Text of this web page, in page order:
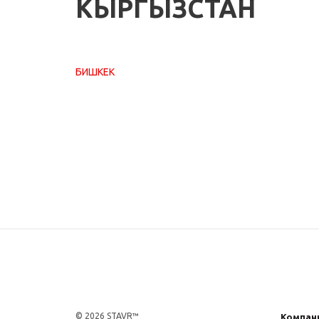
КЫРГЫЗСТАН
БИШКЕК
© 2026 STAVR™